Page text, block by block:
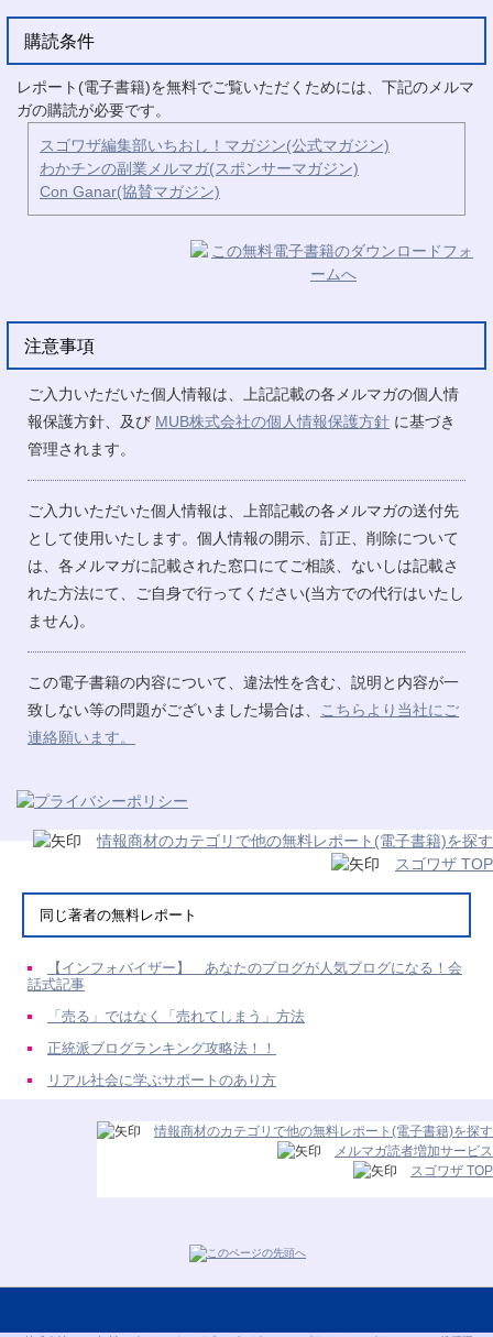
購読条件
レポート(電子書籍)を無料でご覧いただくためには、下記のメルマ
ガの購読が必要です。
スゴワザ編集部いちおし！マガジン(公式マガジン)
わかチンの副業メルマガ(スポンサーマガジン)
Con Ganar(協賛マガジン)
注意事項
ご入力いただいた個人情報は、上記記載の各メルマガの個人情
報保護方針、及び MUB株式会社の個人情報保護方針 に基づき
管理されます。
ご入力いただいた個人情報は、上部記載の各メルマガの送付先
として使用いたします。個人情報の開示、訂正、削除について
は、各メルマガに記載された窓口にてご相談、ないしは記載さ
れた方法にて、ご自身で行ってください(当方での代行はいたし
ません)。
この電子書籍の内容について、違法性を含む、説明と内容が一
致しない等の問題がございました場合は、
こちらより当社にご
連絡願います。
情報商材のカテゴリで他の無料レポート(電子書籍)を探す
スゴワザ TOP
同じ著者の無料レポート
【インフォバイザー】 あなたのブログが人気ブログになる！会
話式記事
「売る」ではなく「売れてしまう」方法
正統派ブログランキング攻略法！！
リアル社会に学ぶサポートのあり方
情報商材のカテゴリで他の無料レポート(電子書籍)を探す
メルマガ読者増加サービス
スゴワザ TOP